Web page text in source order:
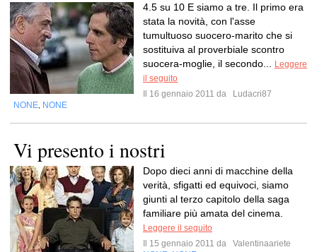
4.5 su 10 E siamo a tre. Il primo era
stata la novità, con l'asse
tumultuoso suocero-marito che si
sostituiva al proverbiale scontro
suocera-moglie, il secondo...
Leggere
il seguito
Il 16 gennaio 2011 da
Ludacri87
NONE NONE
Vi presento i nostri
Dopo dieci anni di macchine della
verità, sfigatti ed equivoci, siamo
giunti al terzo capitolo della saga
familiare più amata del cinema.
Leggere il seguito
Il 15 gennaio 2011 da
Valentinaariete